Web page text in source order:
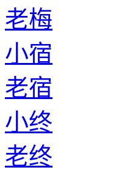
老梅
小宿
老宿
小终
老终